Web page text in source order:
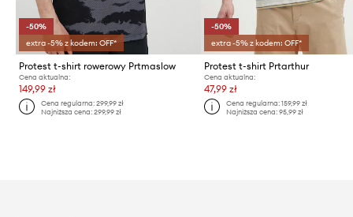
-50%
extra -5% z kodem: OFF*
Protest t-shirt rowerowy Prtmaslow
Cena aktualna:
149,99 zł
Cena regularna:299,99 zł
Najniższa cena:299,99 zł
-50%
extra -5% z kodem: OFF*
Protest t-shirt Prtarthur
Cena aktualna:
47,99 zł
Cena regularna: 159,99 zł
Najniższa cena: 95,99 zł